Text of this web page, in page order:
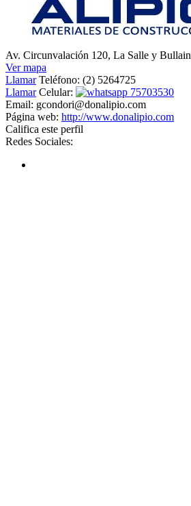
Av. Circunvalación 120, La Salle y Bullain
Ver mapa
Llamar Teléfono: (2) 5264725
Llamar Celular:
75703530
Email: gcondori@donalipio.com
Página web: http://www.donalipio.com
Califica este perfil
Redes Sociales: